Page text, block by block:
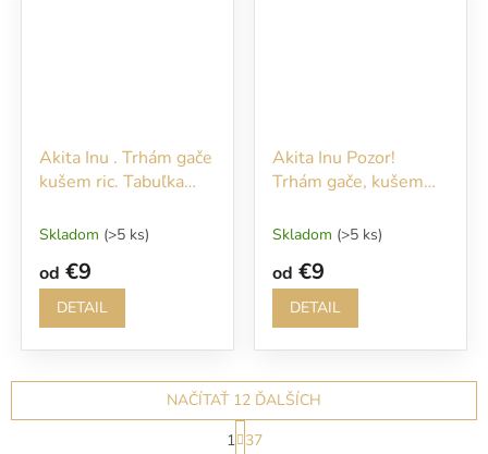
Akita Inu . Trhám gače
kušem ric. Tabuľka
Skladom (>5 ks)
od €9
DETAIL
Akita Inu Pozor!
Trhám gače, kušem
Skladom (>5 ks)
od €9
DETAIL
NAČÍTAŤ 12 ĎALŠÍCH
S
t
1 37